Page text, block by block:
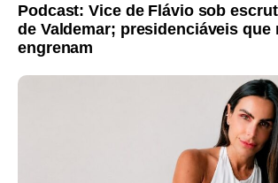
Podcast: Vice de Flávio sob
de Valdemar; presidenciáveis que
engrenam